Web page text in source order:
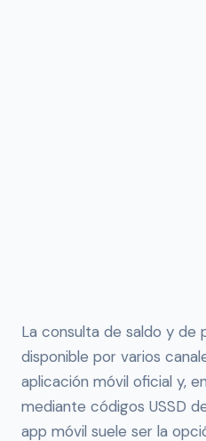
La consulta de saldo y de
disponible por varios
aplicación móvil oficial y,
mediante códigos USSD
app móvil suele ser la